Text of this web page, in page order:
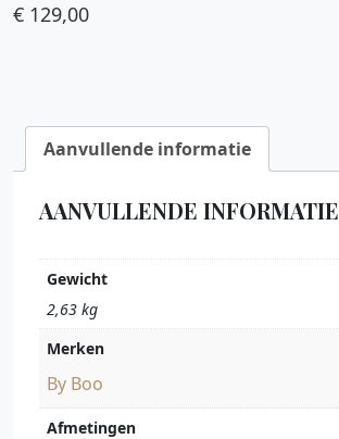
€ 129,00
Aanvullende informatie
AANVULLENDE INFORMATIE
Gewicht
2,63 kg
Merken
By Boo
Afmetingen